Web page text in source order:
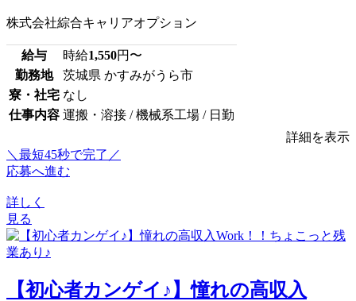
株式会社綜合キャリアオプション
給与 時給1,550円〜
勤務地
茨城県 かすみがうら市
寮・社宅 なし
仕事内容 運搬・溶接 / 機械系工場 / 日勤
詳細を表示
＼最短45秒で完了／
応募へ進む
詳しく
見る
【初心者カンゲイ♪】憧れの高収入